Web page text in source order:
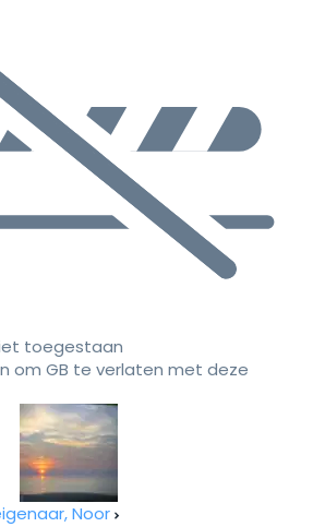
toegestaan
om GB te verlaten met deze
Noor